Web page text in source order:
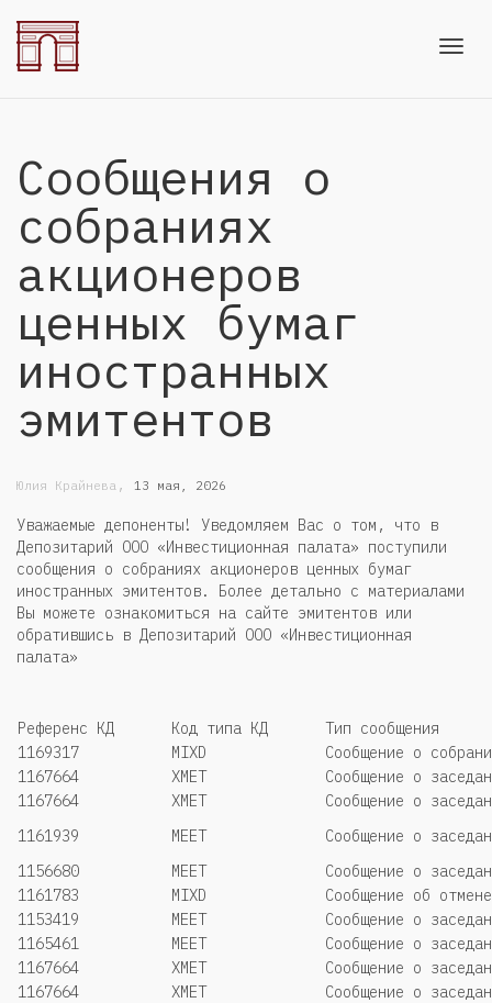
Сообщения о
собраниях
акционеров
ценных бумаг
иностранных
эмитентов
Юлия Крайнева , 13 мая, 2026
Уважаемые депоненты! Уведомляем Вас о том, что в
Депозитарий ООО «Инвестиционная палата» поступили
сообщения о собраниях акционеров ценных бумаг
иностранных эмитентов. Более детально с материалами
Вы можете ознакомиться на сайте эмитентов или
обратившись в Депозитарий ООО «Инвестиционная
палата»
Референс КД Код типа КД
Тип сообщения
1169317
MIXD
Сообщение о
1167664
XMET
Сообщение о
1167664
XMET
Сообщение о
1161939
MEET
Сообщение о
1156680
MEET
Сообщение о
1161783
MIXD
Сообщение об
1153419
MEET
Сообщение о
1165461
MEET
Сообщение о
1167664
XMET
Сообщение о
1167664
XMET
Сообщение о